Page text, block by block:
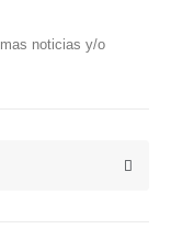
noticias y/o